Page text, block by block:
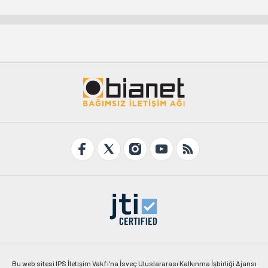
Bu web sitesi IPS İletişim Vakfı'na İsveç Uluslararası Kalkınma İşbirliği Ajansı